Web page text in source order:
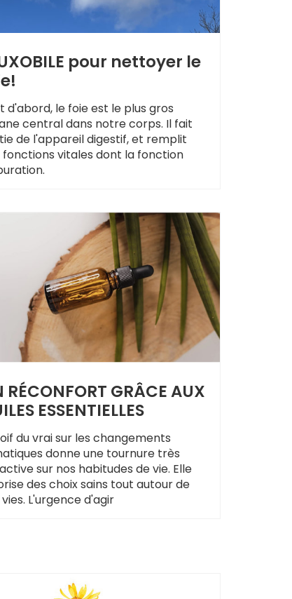
pour nettoyer le
d'abord, le foie est le plus gros
central dans notre corps. Il fait
de l'appareil digestif, et remplit
fonctions vitales dont la fonction
RÉCONFORT GRÂCE AUX
ESSENTIELLES
du vrai sur les changements
donne une tournure très
sur nos habitudes de vie. Elle
des choix sains tout autour de
L'urgence d'agir